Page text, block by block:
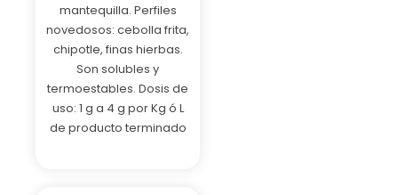
mantequilla. Perfiles
novedosos: cebolla frita,
chipotle, finas hierbas.
Son solubles y
termoestables. Dosis de
uso: 1 g a 4 g por Kg ó L
de producto terminado